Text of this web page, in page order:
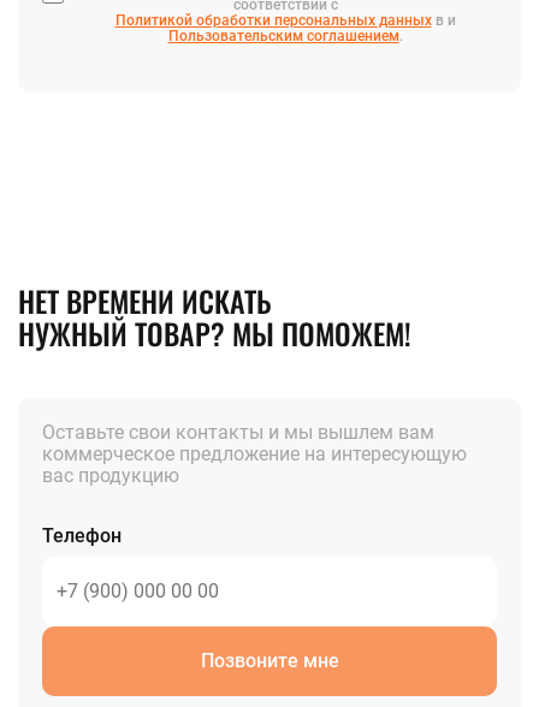
соответствии с
Политикой обработки персональных данныхв и
Пользовательским соглашением.
НЕТ ВРЕМЕНИ ИСКАТЬ
НУЖНЫЙ ТОВАР? МЫ ПОМОЖЕМ!
Оставьте свои контакты и мы вышлем вам
коммерческое предложение на интересующую
вас продукцию
Телефон
Позвоните мне